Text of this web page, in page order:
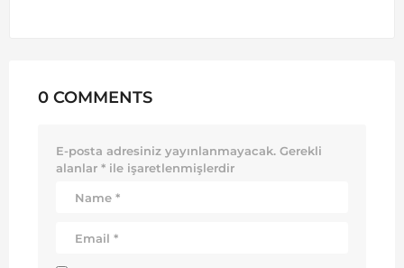
0 COMMENTS
E-posta adresiniz yayınlanmayacak. Gerekli
alanlar * ile işaretlenmişlerdir